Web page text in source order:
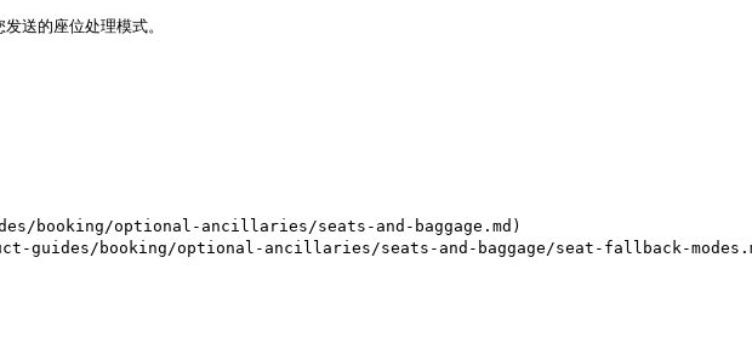
送的座位处理模式。
booking/optional-ancillaries/seats-and-baggage.md)
guides/booking/optional-ancillaries/seats-and-baggage/seat-fallback-